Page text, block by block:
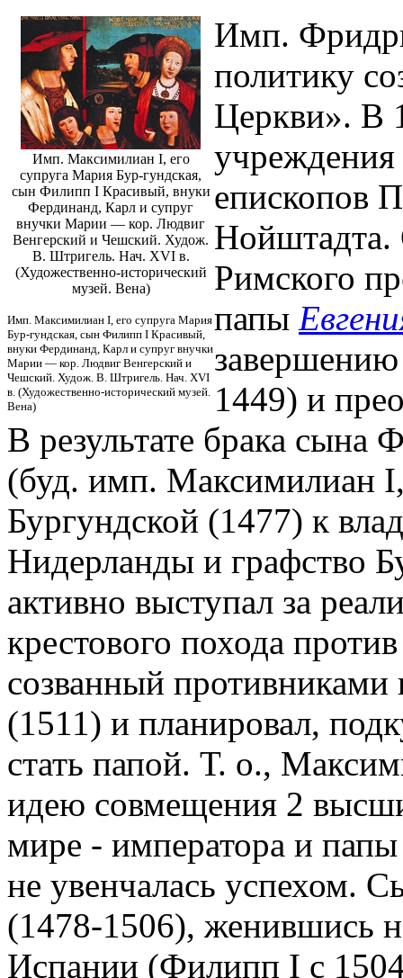
Имп. Максимилиан I, его
супруга Мария Бур-гундская,
сын Филипп I Красивый, внуки
Фердинанд, Карл и супруг
внучки Марии — кор. Людвиг
Венгерский и Чешский. Худож.
В. Штригель. Нач. XVI в.
(Художественно-исторический
музей. Вена)
Имп. Максимилиан I, его супруга Мария
Бур-гундская, сын Филипп I Красивый,
внуки Фердинанд, Карл и супруг внучки
Марии — кор. Людвиг Венгерский и
Чешский. Худож. В. Штригель. Нач. XVI
в. (Художественно-исторический музей.
Вена)
Имп.
политику
Церкви». В
епископов
Нойштадта.
Римского
папы
1449) и
В результате брака
(буд. имп. Максимилиан
Бургундской (1477) к
Нидерланды и графство
активно выступал за
крестового похода
созванный
(1511) и планировал,
стать папой. Т. о.,
идею совмещения 2
мире - императора и
не увенчалась успехом.
(1478-1506), женившись
Испании (Филипп I с